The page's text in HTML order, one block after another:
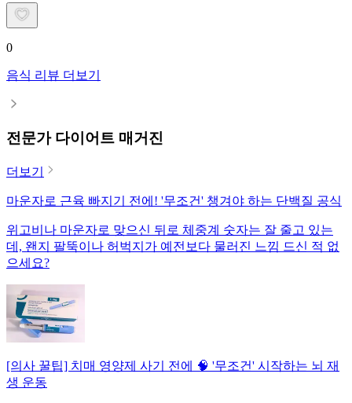
0
음식 리뷰 더보기
전문가 다이어트 매거진
더보기
마운자로 근육 빠지기 전에! '무조건' 챙겨야 하는 단백질 공식
위고비나 마운자로 맞으신 뒤로 체중계 숫자는 잘 줄고 있는
데, 왠지 팔뚝이나 허벅지가 예전보다 물러진 느낌 드신 적 없
으세요?
[의사 꿀팁] 치매 영양제 사기 전에 🧠 '무조건' 시작하는 뇌 재
생 운동